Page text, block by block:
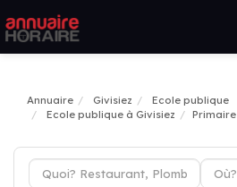
Annuaire Givisiez
Ecole publique
Ecole publique à Givisiez
Primaire